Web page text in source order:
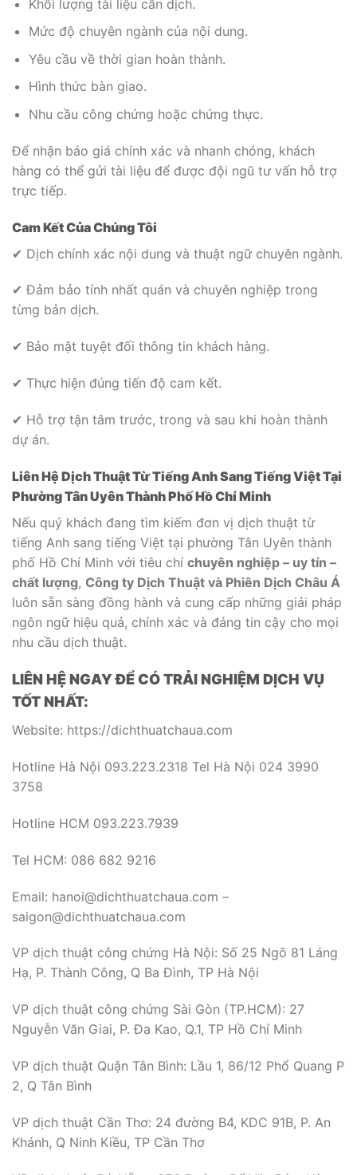
Khối lượng tài liệu cần dịch.
Mức độ chuyên ngành của nội dung.
Yêu cầu về thời gian hoàn thành.
Hình thức bàn giao.
Nhu cầu công chứng hoặc chứng thực.
Để nhận báo giá chính xác và nhanh chóng, khách
hàng có thể gửi tài liệu để được đội ngũ tư vấn hỗ trợ
trực tiếp.
Cam Kết Của Chúng Tôi
✔ Dịch chính xác nội dung và thuật ngữ chuyên ngành.
✔ Đảm bảo tính nhất quán và chuyên nghiệp trong
từng bản dịch.
✔ Bảo mật tuyệt đối thông tin khách hàng.
✔ Thực hiện đúng tiến độ cam kết.
✔ Hỗ trợ tận tâm trước, trong và sau khi hoàn thành
dự án.
Liên Hệ Dịch Thuật Từ Tiếng Anh Sang Tiếng Việt Tại
Phường Tân UyênThành Phố HồChí Minh
Nếu quý khách đang tìm kiếm đơn vị dịch thuật từ
tiếng Anh sang tiếng Việt tại phường Tân Uyên thành
phố Hồ Chí Minh với tiêu chí chuyên nghiệp – uy tín –
chất lượng, Công ty Dịch Thuật và Phiên Dịch Châu Á
luôn sẵn sàng đồng hành và cung cấp những giải pháp
ngôn ngữ hiệu quả, chính xác và đáng tin cậy cho mọi
nhu cầu dịch thuật.
LIÊN HỆ NGAY ĐỂ CÓ TRẢI NGHIỆM DỊCH VỤ
TỐT NHẤT:
Website: https://dichthuatchaua.com
Hotline Hà Nội 093.223.2318 Tel Hà Nội 024 3990
3758
Hotline HCM 093.223.7939
Tel HCM: 086 682 9216
Email: hanoi@dichthuatchaua.com –
saigon@dichthuatchaua.com
VP dịch thuật công chứng Hà Nội: Số 25 Ngõ 81 Láng
Hạ, P. Thành Công, Q Ba Đình, TP Hà Nội
VP dịch thuật công chứng Sài Gòn (TP.HCM): 27
Nguyễn Văn Giai, P. Đa Kao, Q.1, TP Hồ Chí Minh
VP dịch thuật Quận Tân Bình: Lầu 1, 86/12 Phổ Quang P
2, Q Tân Bình
VP dịch thuật Cần Thơ: 24 đường B4, KDC 91B, P. An
Khánh, Q Ninh Kiều, TP Cần Thơ